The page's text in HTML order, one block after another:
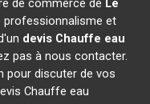
de commerce de Le
professionnalisme et
devis Chauffe eau
pas à nous contacter.
pour discuter de vos
Chauffe eau